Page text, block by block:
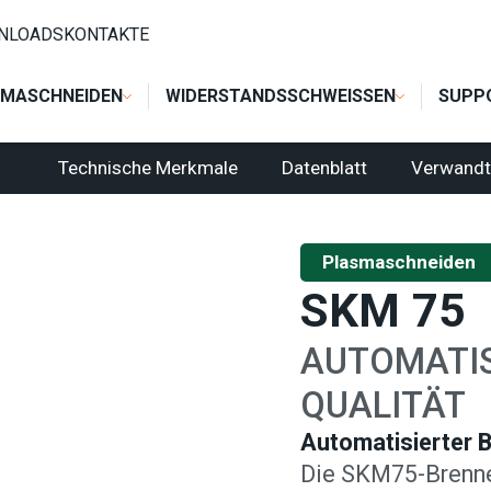
WIDERSTANDSSCHWEISSEN
KONTAKTE
Technische Merkmale Datenblatt
Plasmaschneiden
SKM 75
QUALITÄT
Automatisierter
Die SKM75-